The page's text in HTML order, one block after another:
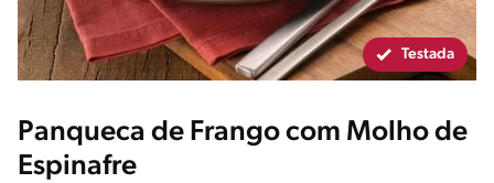
Testada
Panqueca de Frango com Molho de
Espinafre